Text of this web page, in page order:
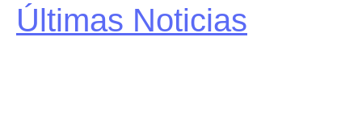
Últimas Noticias